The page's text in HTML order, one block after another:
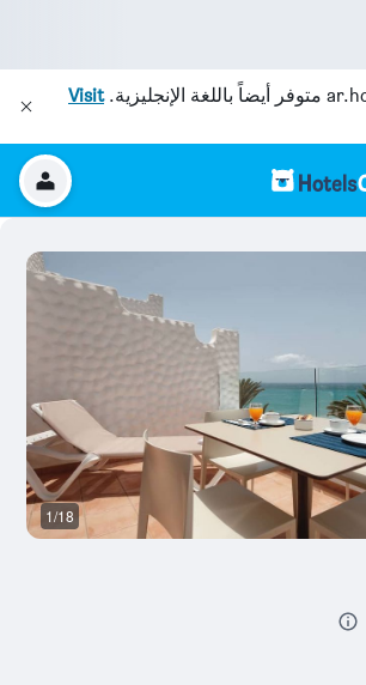
متوفر أيضاً باللغة الإنجليزية.Visit
1/18